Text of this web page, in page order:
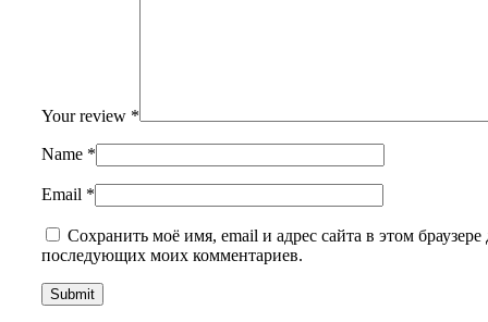
Your review *
Name *
Email *
Сохранить моё имя, email и адрес сайта в этом браузере
последующих моих комментариев.